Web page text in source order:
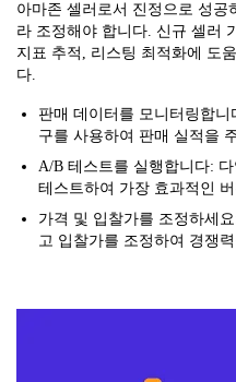
아마존 셀러로서 진정으로 성
라 조정해야 합니다. 신규 셀러
지표 추적, 리스팅 최적화에 도
다.
판매 데이터를 모니터링합니
구를 사용하여 판매 실적을
A/B 테스트를 실행합니다:
테스트하여 가장 효과적인
가격 및 입찰가를 조정하세
고 입찰가를 조정하여 경쟁